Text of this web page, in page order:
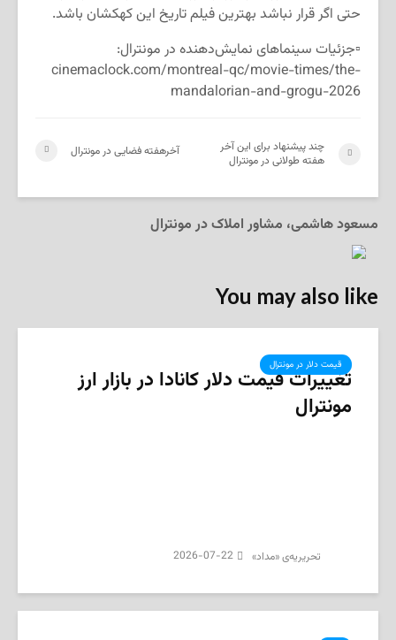
حتی اگر قرار نباشد بهترین فیلم تاریخ این کهکشان باشد.
▫️جزئیات سینماهای نمایش‌دهنده در مونترال:
cinemaclock.com/montreal-qc/movie-times/the-
mandalorian-and-grogu-2026
آخرهفته فضایی در مونترال
چند پیشنهاد برای این آخر
هفته طولانی در مونترال
مسعود هاشمی، مشاور املاک در مونترال
You may also like
قیمت دلار در مونترال
تغییرات قیمت دلار کانادا در بازار ارز
مونترال
تحریریه‌ی «مداد» 2026-07-22